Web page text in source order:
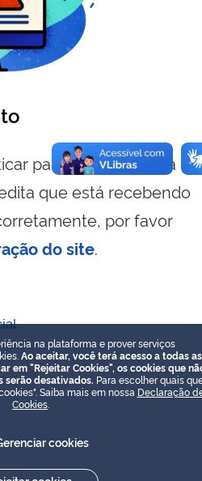
para visualizar essa
que está recebendo
por favor
do site.
na plataforma e prover serviços
Ao aceitar, você terá acesso a todas as
em "Rejeitar Cookies", os cookies que
serão desativados. Para escolher quais
Saiba mais em nossa Declaração
Cookies
cookies